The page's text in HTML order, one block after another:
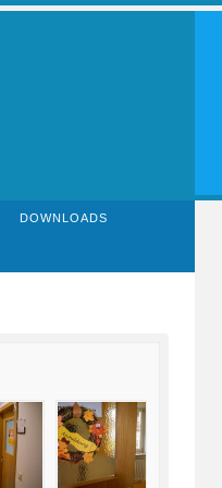
DOWNLOADS